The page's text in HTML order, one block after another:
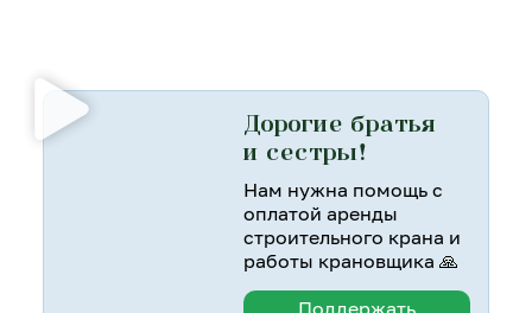
Дорогие братья
и сестры!
Нам нужна помощь с
оплатой аренды
строительного крана и
работы крановщика 🙏
Поддержать